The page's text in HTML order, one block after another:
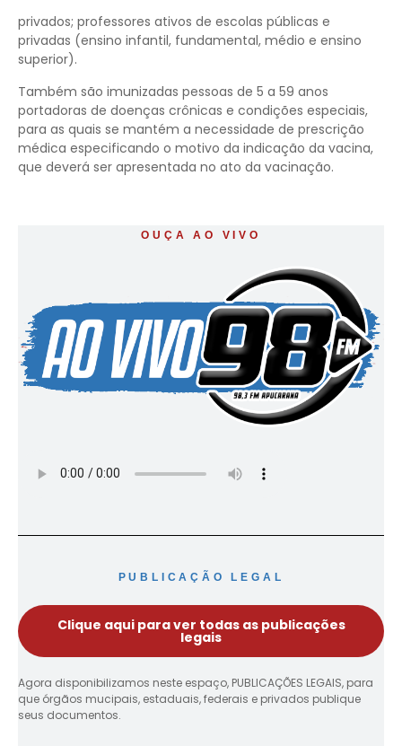
privados; professores ativos de escolas públicas e
privadas (ensino infantil, fundamental, médio e ensino
superior).
Também são imunizadas pessoas de 5 a 59 anos
portadoras de doenças crônicas e condições especiais,
para as quais se mantém a necessidade de prescrição
médica especificando o motivo da indicação da vacina,
que deverá ser apresentada no ato da vacinação.
OUÇA AO VIVO
PUBLICAÇÃO LEGAL
Clique aqui para ver todas as publicações
legais
Agora disponibilizamos neste espaço, PUBLICAÇÕES LEGAIS, para
que órgãos mucipais, estaduais, federais e privados publique
seus documentos.